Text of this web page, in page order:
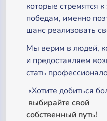
которые стремятся
победам, именно
шанс реализовать
Мы верим в людей,
и предоставляем
стать
«Хотите добиться
выбирайте свой
собственный путь!